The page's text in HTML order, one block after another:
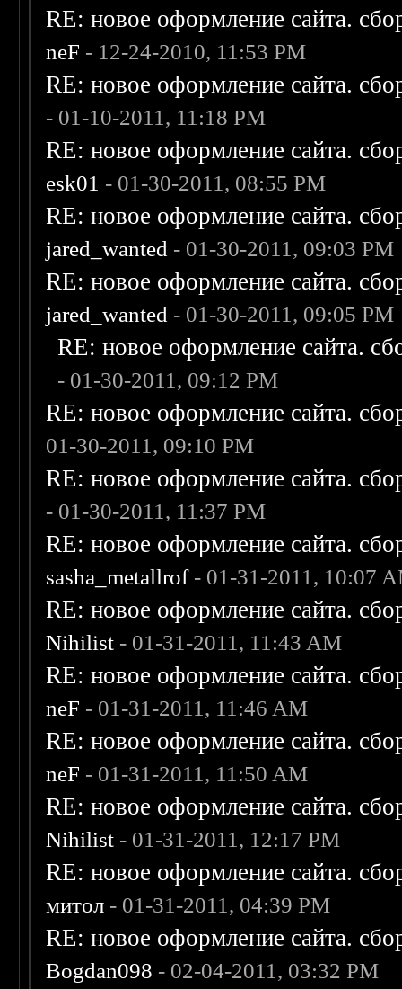
RE: новое оформление сайта.
neF - 12-24-2010, 11:53 PM
RE: новое оформление сайта.
- 01-10-2011, 11:18 PM
RE: новое оформление сайта.
esk01 - 01-30-2011, 08:55 PM
RE: новое оформление сайта.
jared_wanted - 01-30-2011, 09:03 PM
RE: новое оформление сайта.
jared_wanted - 01-30-2011, 09:05 PM
RE: новое оформление сайта.
- 01-30-2011, 09:12 PM
RE: новое оформление сайта.
01-30-2011, 09:10 PM
RE: новое оформление сайта.
- 01-30-2011, 11:37 PM
RE: новое оформление сайта.
sasha_metallrof- 01-31-2011, 10:07
RE: новое оформление сайта.
Nihilist - 01-31-2011, 11:43 AM
RE: новое оформление сайта.
neF - 01-31-2011, 11:46 AM
RE: новое оформление сайта.
neF - 01-31-2011, 11:50 AM
RE: новое оформление сайта.
Nihilist - 01-31-2011, 12:17 PM
RE: новое оформление сайта.
митол - 01-31-2011, 04:39 PM
RE: новое оформление сайта.
Bogdan098 - 02-04-2011, 03:32 PM